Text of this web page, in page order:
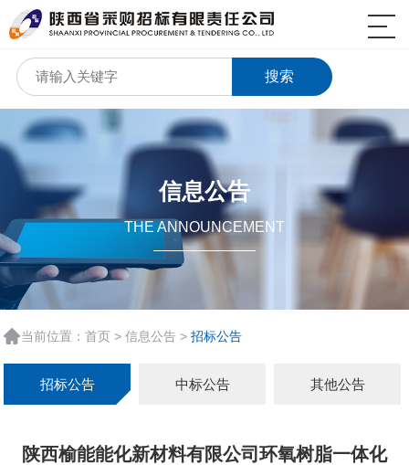
搜索
信息公告
THE ANNOUNCEMENT
招标公告 中标公告 其他公告
当前位置： 首页 > 信息公告 > 招标公告
陕西榆能能化新材料有限公司环氧树脂一体化